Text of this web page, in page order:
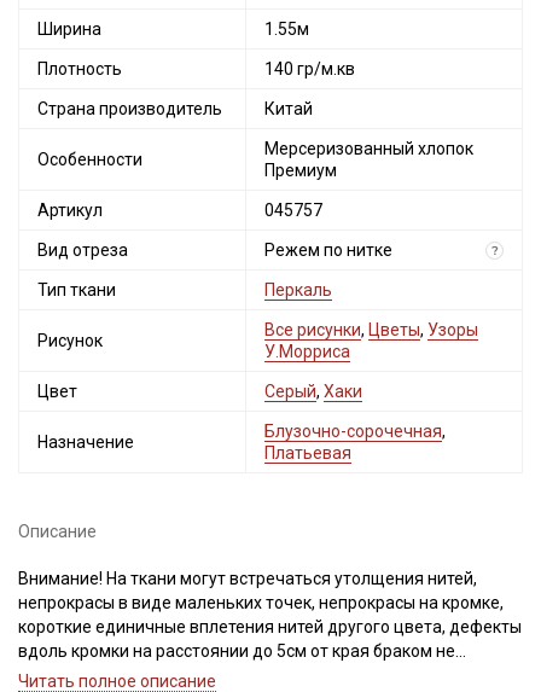
Ширина 1.55м
Плотность 140 гр/м.кв
Страна производитель Китай
Особенности
Мерсеризованный хлопок
Премиум
Артикул 045757
Вид отреза Режем по нитке ?
Тип ткани Перкаль
Рисунок
Все рисунки, Цветы, Узоры
У.Морриса
Цвет Серый, Хаки
Назначение
Блузочно-сорочечная,
Платьевая
Описание
Внимание! На ткани могут встречаться утолщения нитей,
непрокрасы в виде маленьких точек, непрокрасы на кромке,
короткие единичные вплетения нитей другого цвета, дефекты
вдоль кромки на расстоянии до 5см от края браком не
являются. Ширина ткани ±2см. Просим учитывать это при
Читать полное описание